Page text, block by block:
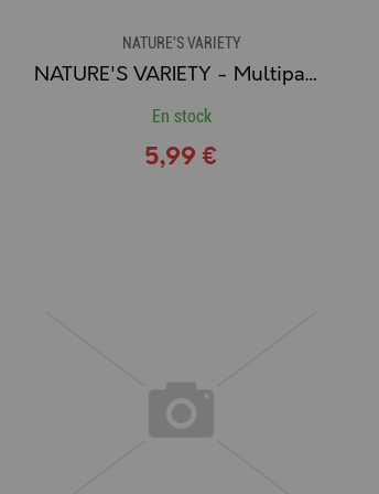
NATURE'S VARIETY
NATURE'S VARIETY - Multipack 4 Sachets de Bouchées en Sauce pour Chat (DINDE / THON)
En stock
5,99 €